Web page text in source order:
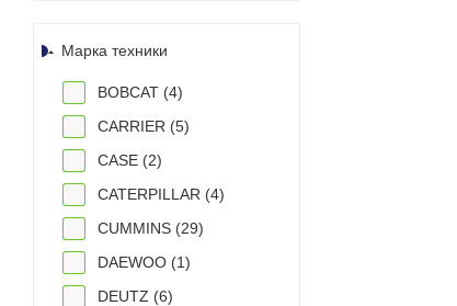
Марка техники
BOBCAT (4)
CARRIER (5)
CASE (2)
CATERPILLAR (4)
CUMMINS (29)
DAEWOO (1)
DEUTZ (6)